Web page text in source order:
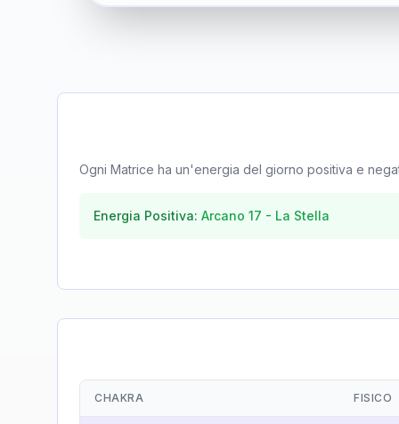
Ogni Matrice ha un'energia del giorno positiva e
Energia Positiva: Arcano 17 - La Stella
CHAKRA FISICO